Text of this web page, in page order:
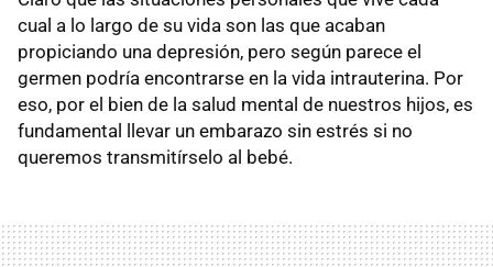
cual a lo largo de su vida son las que acaban
propiciando una depresión, pero según parece el
germen podría encontrarse en la vida intrauterina. Por
eso, por el bien de la salud mental de nuestros hijos, es
fundamental llevar un embarazo sin estrés si no
queremos transmitírselo al bebé.